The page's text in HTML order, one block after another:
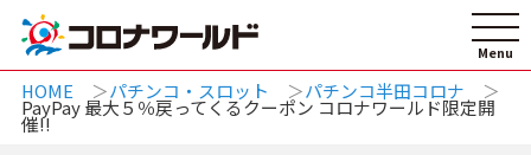
HOME パチンコ・スロット パチンコ半田コロナ
PayPay 最大５％戻ってくるクーポン コロナワールド限定開
催!!